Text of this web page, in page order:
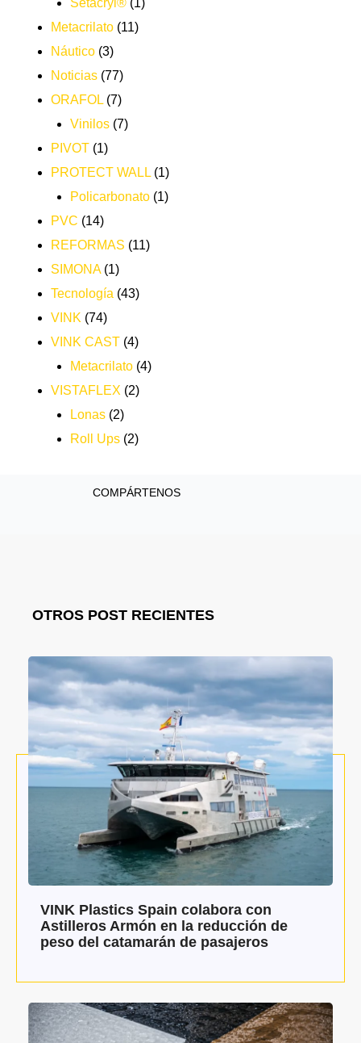
Setacryl® (1)
Metacrilato (11)
Náutico (3)
Noticias (77)
ORAFOL (7)
Vinilos (7)
PIVOT (1)
PROTECT WALL (1)
Policarbonato (1)
PVC (14)
REFORMAS (11)
SIMONA(1)
Tecnología (43)
VINK (74)
VINK CAST (4)
Metacrilato (4)
VISTAFLEX (2)
Lonas (2)
Roll Ups (2)
COMPÁRTENOS
OTROS POST RECIENTES
VINK Plastics Spain colabora con
Astilleros Armón en la reducción de
peso del catamarán de pasajeros